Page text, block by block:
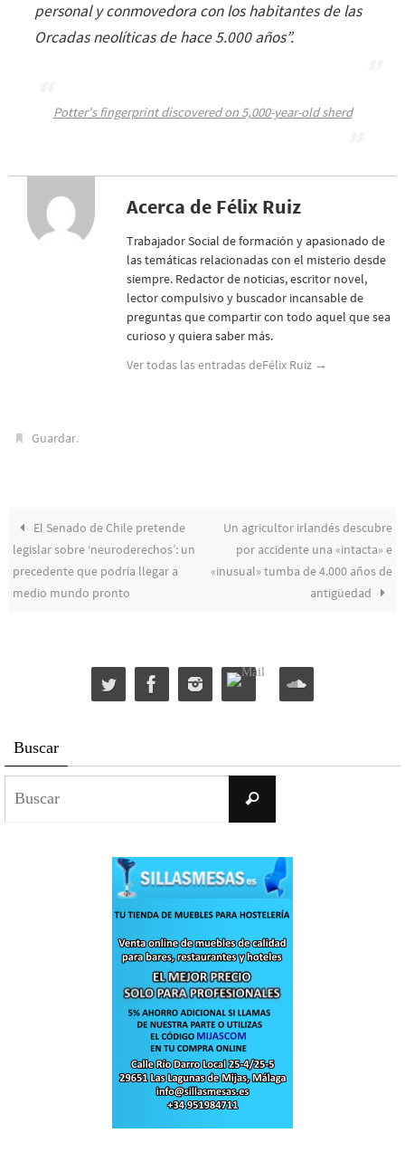
personal y conmovedora con los habitantes de las
Orcadas neolíticas de hace 5.000 años”.
Potter’s fingerprint discovered on 5,000-year-old sherd
Acerca de Félix Ruiz
Trabajador Social de formación y apasionado de
las temáticas relacionadas con el misterio desde
siempre. Redactor de noticias, escritor novel,
lector compulsivo y buscador incansable de
preguntas que compartir con todo aquel que sea
curioso y quiera saber más.
Ver todas las entradas deFélix Ruiz →
Guardar.
El Senado de Chile pretende
legislar sobre ‘neuroderechos’: un
precedente que podría llegar a
medio mundo pronto
Un agricultor irlandés descubre
por accidente una «intacta» e
«inusual» tumba de 4.000 años de
antigüedad
Buscar
Buscar